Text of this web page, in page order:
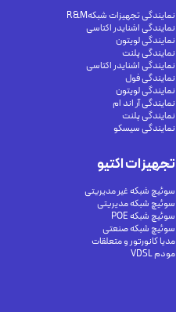
تجهیزات اکتیو
سوئیچ شبکه غیر مدیریتی
سوئیچ شبکه مدیریتی
سوئیچ شبکه POE
سوئیچ شبکه صنعتی
مدیا کانورتور و متعلقات
مودم VDSL
نمایندگی تجهیزات شبکهR&M
نمایندگی اشنایدر اکتاسی
نمایندگی لویتون
نمایندگی پلنت
نمایندگی اشنایدر اکتاسی
نمایندگی فول
نمایندگی لویتون
نمایندگی آر اند ام
نمایندگی پلنت
نمایندگی سیسکو